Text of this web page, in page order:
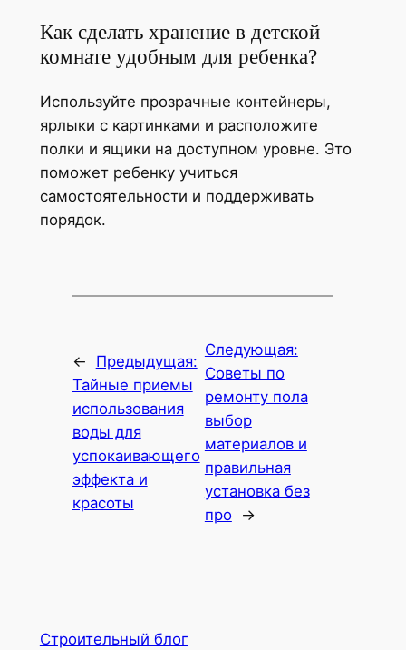
Как сделать хранение в детской
комнате удобным для ребенка?
Используйте прозрачные контейнеры,
ярлыки с картинками и расположите
полки и ящики на доступном уровне. Это
поможет ребенку учиться
самостоятельности и поддерживать
порядок.
←
Предыдущая:
Тайные приемы
использования
воды для
успокаивающего
эффекта и
красоты
Следующая:
Советы по
ремонту пола
выбор
материалов и
правильная
установка без
про
→
Строительный блог